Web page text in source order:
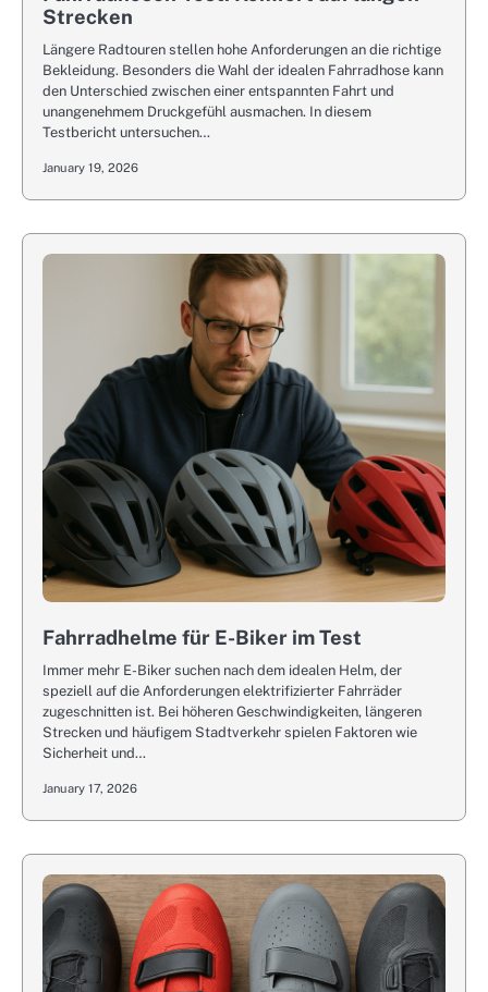
Strecken
Längere Radtouren stellen hohe Anforderungen an die richtige
Bekleidung. Besonders die Wahl der idealen Fahrradhose kann
den Unterschied zwischen einer entspannten Fahrt und
unangenehmem Druckgefühl ausmachen. In diesem
Testbericht untersuchen…
January 19, 2026
Fahrradhelme für E-Biker im Test
Immer mehr E-Biker suchen nach dem idealen Helm, der
speziell auf die Anforderungen elektrifizierter Fahrräder
zugeschnitten ist. Bei höheren Geschwindigkeiten, längeren
Strecken und häufigem Stadtverkehr spielen Faktoren wie
Sicherheit und…
January 17, 2026